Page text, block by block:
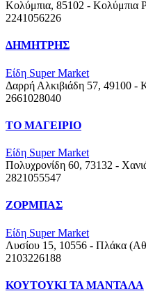
Κολύμπια, 85102 - Κολύμπια
2241056226
ΔΗΜΗΤΡΗΣ
Είδη Super Market
Δαρρή Αλκιβιάδη 57, 49100 -
2661028040
ΤΟ ΜΑΓΕΙΡΙΟ
Είδη Super Market
Πολυχρονίδη 60, 73132 -
2821055547
ΖΟΡΜΠΑΣ
Είδη Super Market
Λυσίου 15, 10556 - Πλάκα
2103226188
ΚΟΥΤΟΥΚΙ ΤΑ ΜΑΝΤΑΛΑ